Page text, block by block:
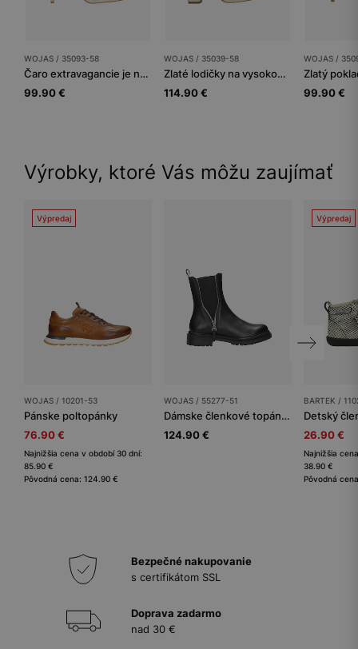
WOJAS / 35093-58
Čaro extravagancie je na dosah so zlatými koženými lodičkami
99.90 €
WOJAS / 35039-58
Zlaté lodičky na vysokom podpätku
114.90 €
WOJAS /
99.90 €
Výrobky, ktoré Vás môžu zaujímať
Výpredaj
WOJAS / 10201-53
Pánske poltopánky
76.90 €
Najnižšia cena v období 30 dní:
85.90 €
Pôvodná cena: 124.90 €
WOJAS / 55277-51
Dámske členkové topánky
124.90 €
Výpredaj
BARTEK /
26.90 €
Najnižšia
38.90 €
Pôvodná
Bezpečné nakupovanie
s certifikátom SSL
Doprava zadarmo
nad 30 €